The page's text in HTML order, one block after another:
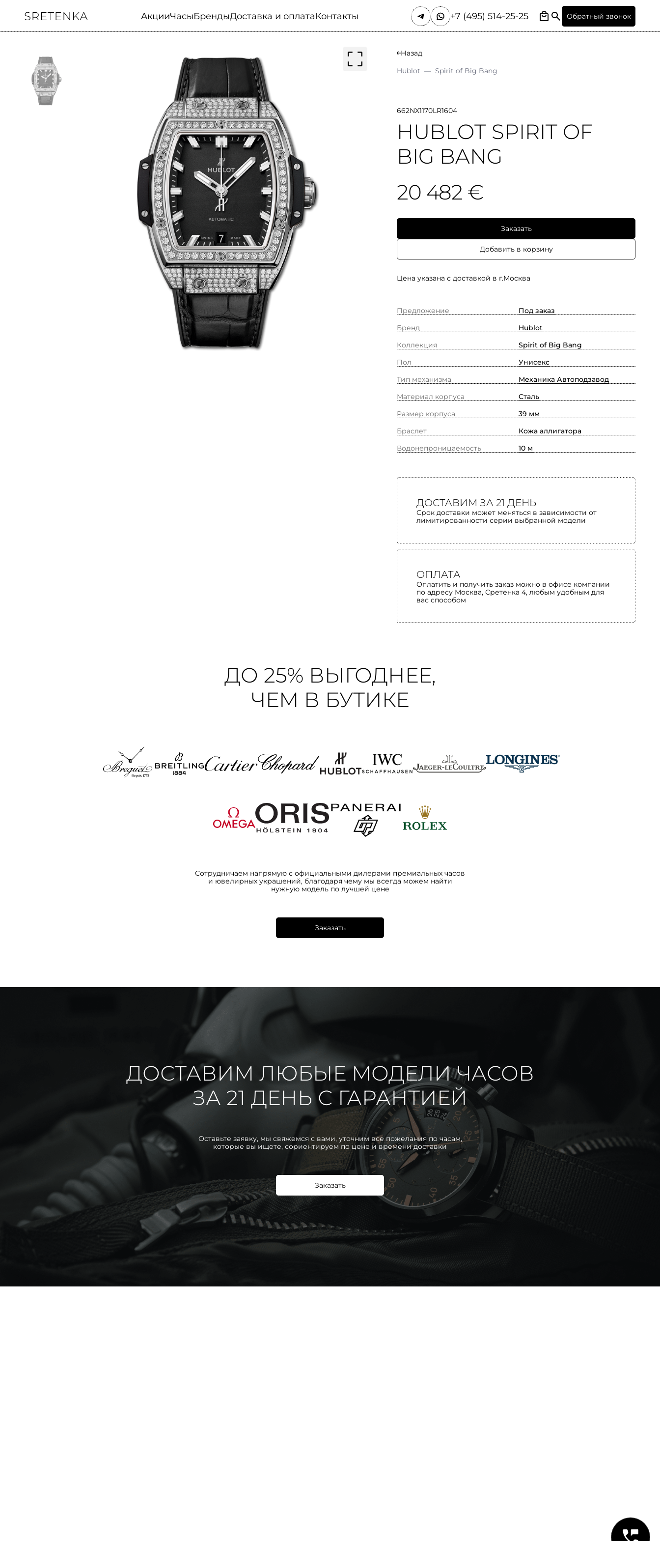
АкцииЧасыБрендыДоставка и оплатаКонтакты +7 (495) 514-25-25 Обратный звонок
Назад
Hublot — Spirit of Big Bang
662NX1170LR1604
HUBLOT SPIRIT OF
BIG BANG
20 482 €
Заказать
Добавить в корзину
Цена указана с доставкой в г.Москва
Предложение
Под заказ
Бренд
Hublot
Коллекция
Spirit of Big Bang
Пол
Унисекс
Тип механизма
Механика Автоподзавод
Материал корпуса
Сталь
Размер корпуса
39 мм
Браслет
Кожа аллигатора
Водонепроницаемость
10 м
ДОСТАВИМ ЗА 21 ДЕНЬ
Срок доставки может меняться в зависимости от
лимитированности серии выбранной модели
ОПЛАТА
Оплатить и получить заказ можно в офисе компании
по адресу Москва, Сретенка 4, любым удобным для
вас способом
ДО 25% ВЫГОДНЕЕ,
ЧЕМ В БУТИКЕ
Сотрудничаем напрямую с официальными дилерами премиальных часов
и ювелирных украшений, благодаря чему мы всегда можем найти
нужную модель по лучшей цене
Заказать
ДОСТАВИМ ЛЮБЫЕ МОДЕЛИ ЧАСОВ
ЗА 21 ДЕНЬ С ГАРАНТИЕЙ
Оставьте заявку, мы свяжемся с вами, уточним все пожелания по часам,
которые вы ищете, сориентируем по цене и времени доставки
Заказать